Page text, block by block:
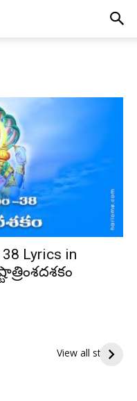
38 Lyrics in
View all stories
ఇంద్రకీలాద్రి గిరి ప్రదక్షిణ